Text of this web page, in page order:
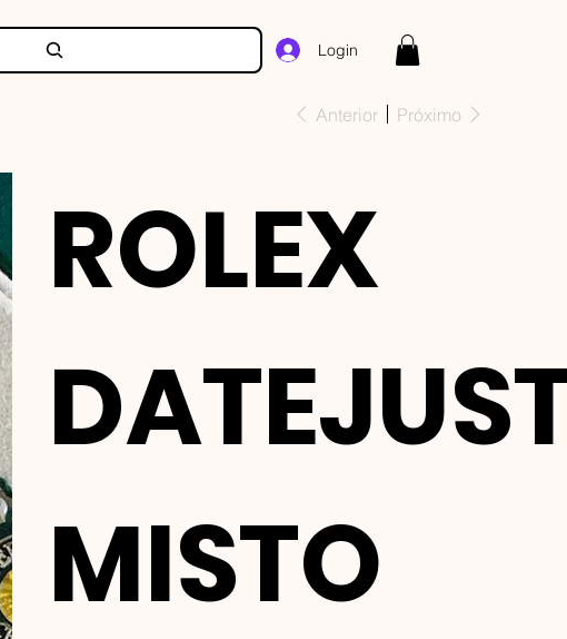
Login
Anterior Próximo
ROLEX
MISTO